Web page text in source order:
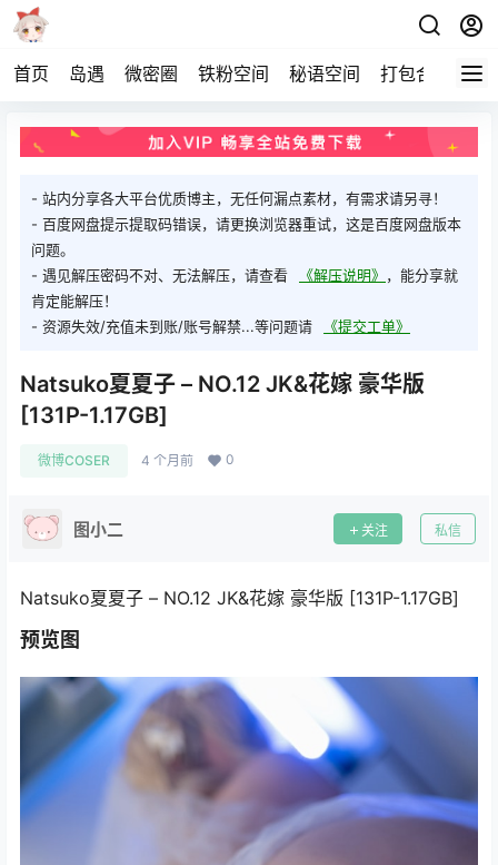
首页 岛遇 微密圈 铁粉空间 秘语空间 打包合集 关
- 站内分享各大平台优质博主，无任何漏点素材，有需求请另寻！
- 百度网盘提示提取码错误，请更换浏览器重试，这是百度网盘版本
问题。
- 遇见解压密码不对、无法解压，请查看
《解压说明》 ，能分享就
肯定能解压！
- 资源失效/充值未到账/账号解禁...等问题请
《提交工单》
Natsuko夏夏子 – NO.12 JK&花嫁 豪华版
[131P-1.17GB]
微博COSER 4 个月前 0
图小二 关注 私信
Natsuko夏夏子 – NO.12 JK&花嫁 豪华版 [131P-1.17GB]
预览图